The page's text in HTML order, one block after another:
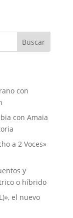
Buscar
con
con Amaia
a 2 Voces»
y
o híbrido
el nuevo